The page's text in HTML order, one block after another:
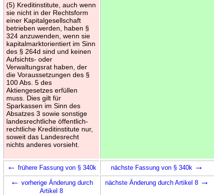
(5) Kreditinstitute, auch wenn
sie nicht in der Rechtsform
einer Kapitalgesellschaft
betrieben werden, haben §
324 anzuwenden, wenn sie
kapitalmarktorientiert im Sinn
des § 264d sind und keinen
Aufsichts- oder
Verwaltungsrat haben, der
die Voraussetzungen des §
100 Abs. 5 des
Aktiengesetzes erfüllen
muss. Dies gilt für
Sparkassen im Sinn des
Absatzes 3 sowie sonstige
landesrechtliche öffentlich-
rechtliche Kreditinstitute nur,
soweit das Landesrecht
nichts anderes vorsieht.
← frühere Fassung von § 340k nächste Fassung von § 340k →
← vorherige Änderung durch
Artikel 8
nächste Änderung durch Artikel 8 →